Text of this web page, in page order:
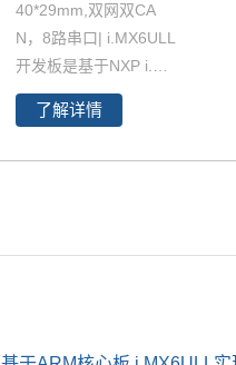
40*29mm,双网双CA
N，8路串口| i.MX6ULL
开发板是基于NXP i.MX
6ULL设计开发的的一款
Linux开发板 ，主频800
了解详情